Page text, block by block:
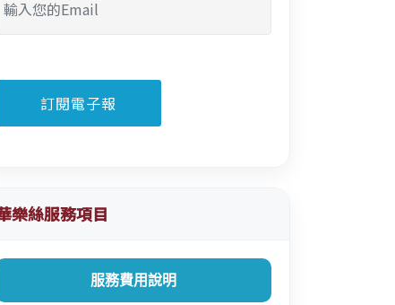
樂絲服務項目
服務費用說明